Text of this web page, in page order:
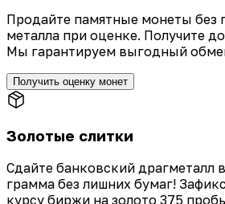
Продайте памятные монеты без
металла при оценке. Получите
Мы гарантируем выгодный
Получить оценку монет
Золотые слитки
Сдайте банковский драгметалл
грамма без лишних бумаг!
курсу биржи на золото 375